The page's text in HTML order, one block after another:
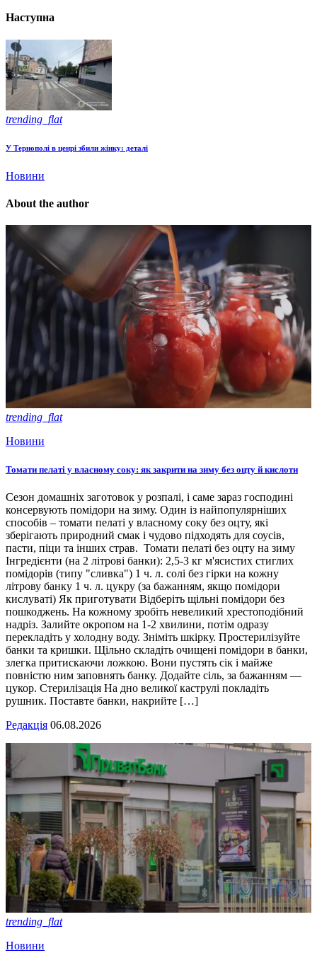
Наступна
trending_flat
У Тернополі в ценрі збили жінку: деталі
Новини
About the author
trending_flat
Новини
Томати пелаті у власному соку: як закрити на зиму без оцту й кислоти
Сезон домашніх заготовок у розпалі, і саме зараз господині
консервують помідори на зиму. Один із найпопулярніших
способів – томати пелаті у власному соку без оцту, які
зберігають природний смак і чудово підходять для соусів,
пасти, піци та інших страв. Томати пелаті без оцту на зиму
Інгредієнти (на 2 літрові банки): 2,5-3 кг м'ясистих стиглих
помідорів (типу "сливка") 1 ч. л. солі без гірки на кожну
літрову банку 1 ч. л. цукру (за бажанням, якщо помідори
кислуваті) Як приготувати Відберіть щільні помідори без
пошкоджень. На кожному зробіть невеликий хрестоподібний
надріз. Залийте окропом на 1-2 хвилини, потім одразу
перекладіть у холодну воду. Зніміть шкірку. Простерилізуйте
банки та кришки. Щільно складіть очищені помідори в банки,
злегка притискаючи ложкою. Вони пустять сік і майже
повністю ним заповнять банку. Додайте сіль, за бажанням —
цукор. Стерилізація На дно великої каструлі покладіть
рушник. Поставте банки, накрийте […]
Редакція 06.08.2026
trending_flat
Новини